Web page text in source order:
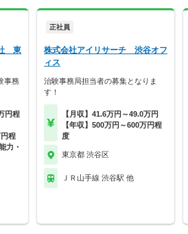
社 東
事務
円程
円程
力・
正社員
株式会社アイリサーチ 渋谷オフ
ィス
治験事務局担当者の募集となりま
す！
【月収】41.6万円～49.0万円
【年収】500万円～600万円程
度
東京都 渋谷区
ＪＲ山手線 渋谷駅 他